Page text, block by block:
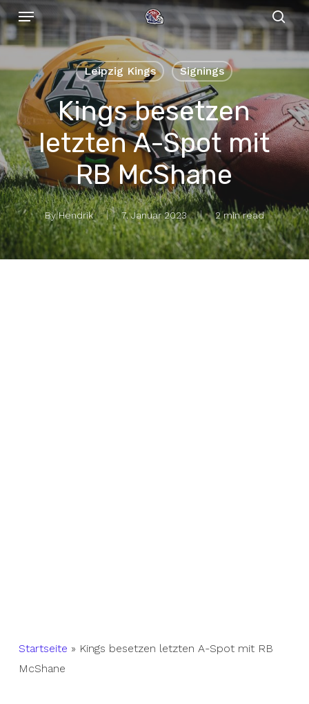
Skip
to
main
content
Menu
Leipzig Kings Signings
Kings besetzen
letzten A-Spot mit
RB McShane
By Hendrik 7. Januar 2023 2 min read
Startseite » Kings besetzen letzten A-Spot mit RB
McShane